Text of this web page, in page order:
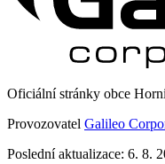
Oficiální stránky obce
Provozovatel Galileo
Poslední aktualizace: 6. 8.